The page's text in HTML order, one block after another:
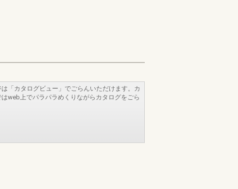
「カタログビュー」でごらんいただけます。カ
はweb上でパラパラめくりながらカタログをごら